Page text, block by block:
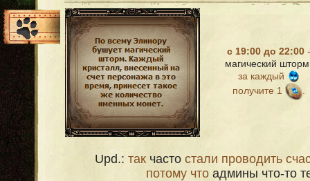
с 19:00 до 22:00 -
магический шторм
за каждый
получите 1
.
Upd.: так часто стали проводить
потому что админы что-то